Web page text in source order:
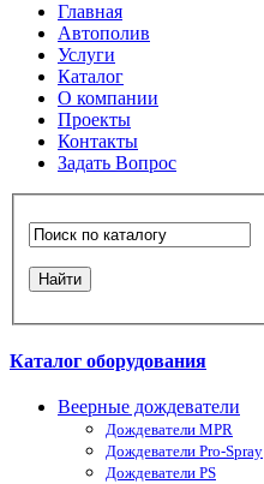
Главная
Автополив
Услуги
Каталог
О компании
Проекты
Контакты
Задать Вопрос
Каталог оборудования
Веерные дождеватели
Дождеватели MPR
Дождеватели Pro-Spray
Дождеватели PS